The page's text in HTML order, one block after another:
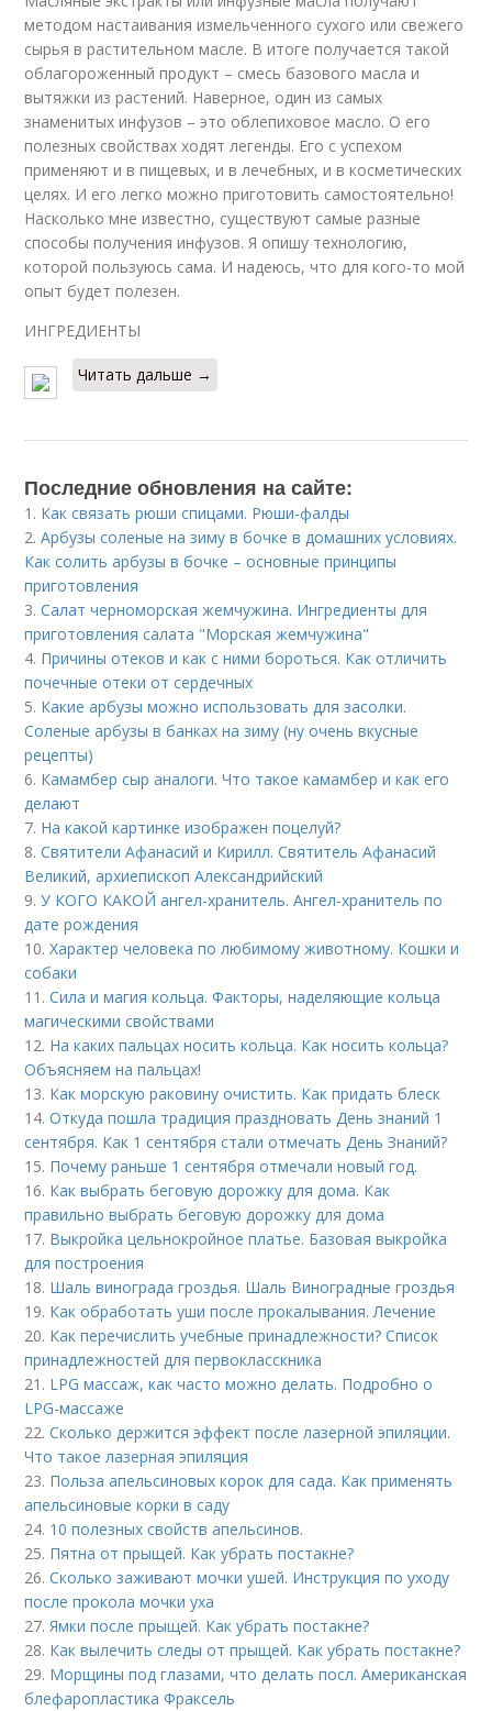
методом настаивания измельченного сухого или свежего
сырья в растительном масле. В итоге получается такой
облагороженный продукт – смесь базового масла и
вытяжки из растений. Наверное, один из самых
знаменитых инфузов – это облепиховое масло. О его
полезных свойствах ходят легенды. Его с успехом
применяют и в пищевых, и в лечебных, и в косметических
целях. И его легко можно приготовить самостоятельно!
Насколько мне известно, существуют самые разные
способы получения инфузов. Я опишу технологию,
которой пользуюсь сама. И надеюсь, что для кого-то мой
опыт будет полезен.
ИНГРЕДИЕНТЫ
Читать дальше →
Последние обновления на сайте:
1. Как связать рюши спицами. Рюши-фалды
2.Арбузы соленые на зиму в бочке в домашних условиях.
Как солить арбузы в бочке – основные принципы
приготовления
3.Салат черноморская жемчужина. Ингредиенты для
приготовления салата "Морская жемчужина"
4. Причины отеков и как с ними бороться. Как отличить
почечные отеки от сердечных
5. Какие арбузы можно использовать для засолки.
Соленые арбузы в банках на зиму (ну очень вкусные
рецепты)
6. Камамбер сыр аналоги. Что такое камамбер и как его
делают
7. На какой картинке изображен поцелуй?
8.Святители Афанасий и Кирилл. Святитель Афанасий
Великий, архиепископ Александрийский
9.У КОГО КАКОЙ ангел-хранитель. Ангел-хранитель по
дате рождения
10.Характер человека по любимому животному. Кошки и
собаки
11.Сила и магия кольца. Факторы, наделяющие кольца
магическими свойствами
12. На каких пальцах носить кольца. Как носить кольца?
Объясняем на пальцах!
13. Как морскую раковину очистить. Как придать блеск
14.Откуда пошла традиция праздновать День знаний 1
сентября. Как 1 сентября стали отмечать День Знаний?
15. Почему раньше 1 сентября отмечали новый год.
16. Как выбрать беговую дорожку для дома. Как
правильно выбрать беговую дорожку для дома
17. Выкройка цельнокройное платье. Базовая выкройка
для построения
18. Шаль винограда гроздья. Шаль Виноградные гроздья
19. Как обработать уши после прокалывания. Лечение
20. Как перечислить учебные принадлежности? Список
принадлежностей для первокласскника
21. LPG массаж, как часто можно делать. Подробно о
LPG-массаже
22.Сколько держится эффект после лазерной эпиляции.
Что такое лазерная эпиляция
23. Польза апельсиновых корок для сада. Как применять
апельсиновые корки в саду
24. 10 полезных свойств апельсинов.
25. Пятна от прыщей. Как убрать постакне?
26.Сколько заживают мочки ушей. Инструкция по уходу
после прокола мочки уха
27.Ямки после прыщей. Как убрать постакне?
28. Как вылечить следы от прыщей. Как убрать постакне?
29. Морщины под глазами, что делать посл. Американская
блефаропластика Фраксель